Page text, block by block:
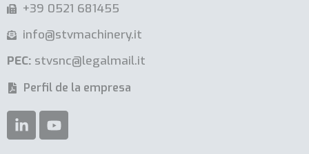
+39 0521 681455
info@stvmachinery.it
PEC: stvsnc@legalmail.it
Perfil de la empresa